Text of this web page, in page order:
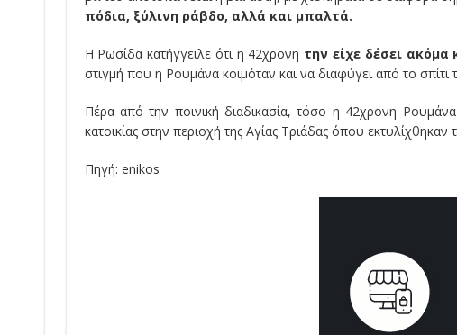
πόδια, ξύλινη ράβδο, αλλά και μπαλτά.
Η Ρωσίδα κατήγγειλε ότι η 42χρονη την είχε δέσει ακόμα
στιγμή που η Ρουμάνα κοιμόταν και να διαφύγει από το σπίτι
Πέρα από την ποινική διαδικασία, τόσο η 42χρονη
κατοικίας στην περιοχή της Αγίας Τριάδας όπου
Πηγή: enikos